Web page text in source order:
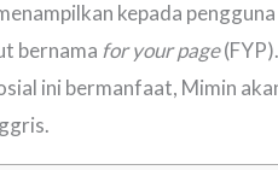
kepada
bernama for your page
ini bermanfaat, Mimin